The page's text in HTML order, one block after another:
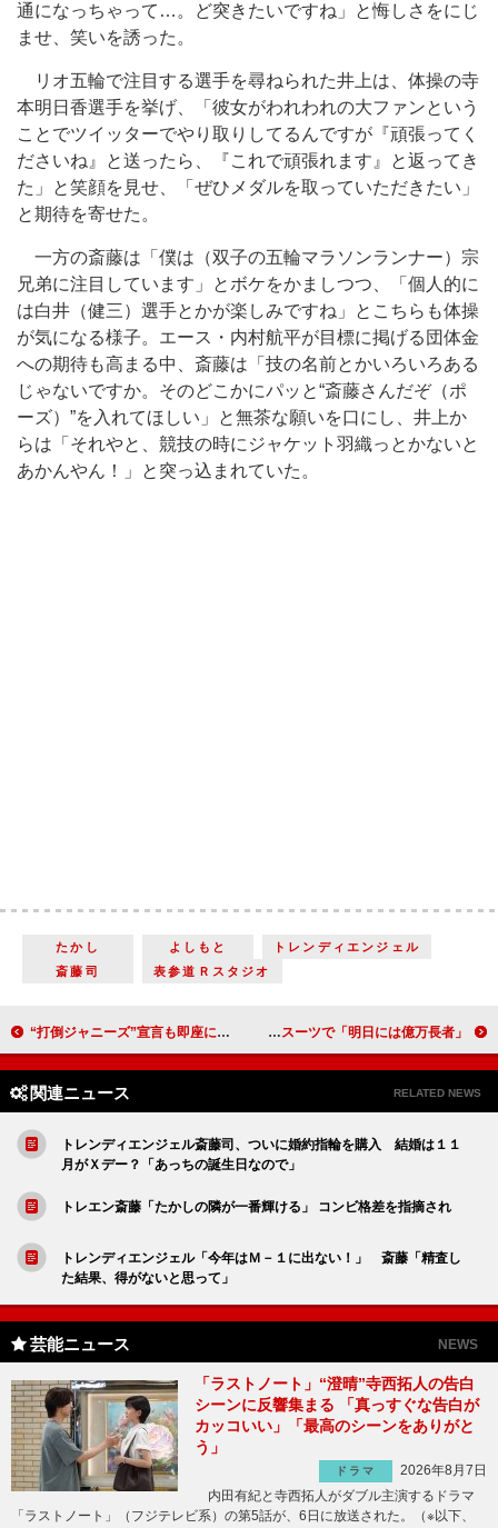
通になっちゃって…。ど突きたいですね」と悔しさをにじ
ませ、笑いを誘った。
リオ五輪で注目する選手を尋ねられた井上は、体操の寺
本明日香選手を挙げ、「彼女がわれわれの大ファンという
ことでツイッターでやり取りしてるんですが『頑張ってく
ださいね』と送ったら、『これで頑張れます』と返ってき
た」と笑顔を見せ、「ぜひメダルを取っていただきたい」
と期待を寄せた。
一方の斎藤は「僕は（双子の五輪マラソンランナー）宗
兄弟に注目しています」とボケをかましつつ、「個人的に
は白井（健三）選手とかが楽しみですね」とこちらも体操
が気になる様子。エース・内村航平が目標に掲げる団体金
への期待も高まる中、斎藤は「技の名前とかいろいろある
じゃないですか。そのどこかにパッと“斎藤さんだぞ（ポ
ーズ）”を入れてほしい」と無茶な願いを口にし、井上か
らは「それやと、競技の時にジャケット羽織っとかないと
あかんやん！」と突っ込まれていた。
たかし よしもと
トレンディエンジェル
斎藤司
表参道Ｒスタジオ
“打倒ジャニーズ”宣言も即座に撤回したノンスタ井上と 「基本ジャニーズに行きたい」トレエン斎藤 カズレーザー、金髪と赤シャツを封印 黒髪、ダークスーツで「明日には億万長者」
関連ニュース RELATED NEWS
トレンディエンジェル斎藤司、ついに婚約指輪を購入 結婚は１１
月がＸデー？「あっちの誕生日なので」
トレエン斎藤「たかしの隣が一番輝ける」 コンビ格差を指摘され
トレンディエンジェル「今年はＭ－１に出ない！」 斎藤「精査し
た結果、得がないと思って」
芸能ニュース NEWS
「ラストノート」“澄晴”寺西拓人の告白
シーンに反響集まる 「真っすぐな告白が
カッコいい」「最高のシーンをありがと
う」
ドラマ
2026年8月7日
内田有紀と寺西拓人がダブル主演するドラマ
「ラストノート」（フジテレビ系）の第5話が、6日に放送された。（※以下、